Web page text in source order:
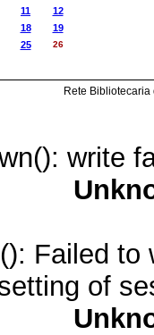
11
12
18
19
25
26
Rete
write
Failed
of